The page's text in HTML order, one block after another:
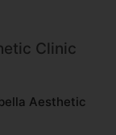
Clinic
Aesthetic